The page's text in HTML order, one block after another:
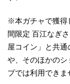
※本ガチャで獲得
間限定 百江なぎ
屋コイン」と共
や、そのほかのシ
プでは利用できま